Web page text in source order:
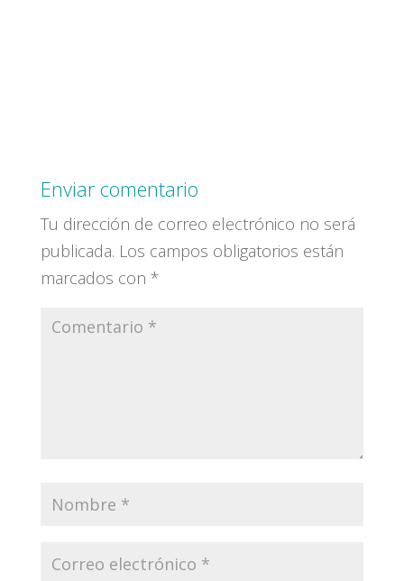
Enviar comentario
Tu dirección de correo electrónico no será
publicada. Los campos obligatorios están
marcados con *